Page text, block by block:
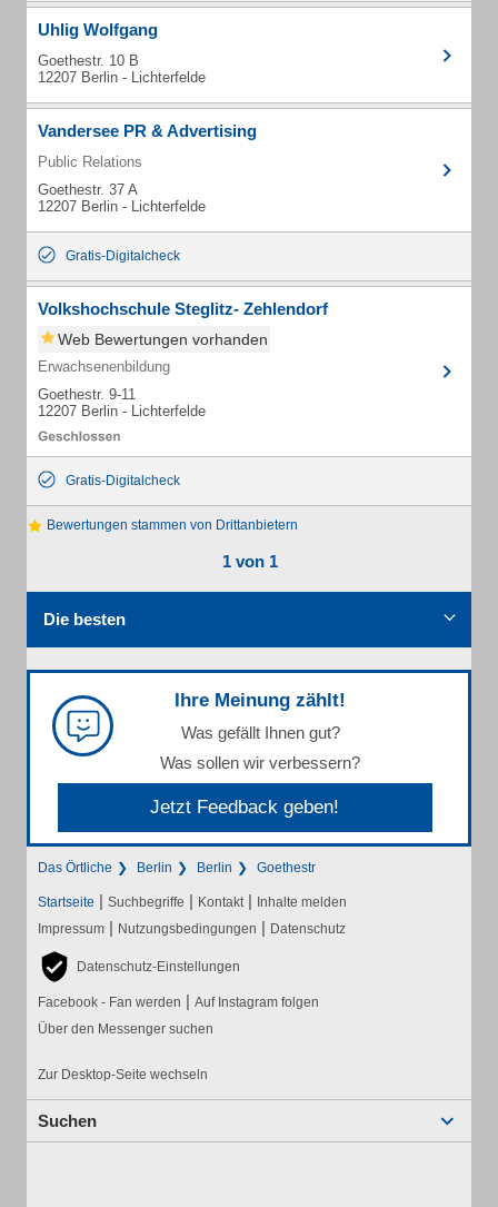
Uhlig Wolfgang
Goethestr. 10 B
12207 Berlin - Lichterfelde
Vandersee PR & Advertising
Public Relations
Goethestr. 37 A
12207 Berlin - Lichterfelde
Gratis-Digitalcheck
Volkshochschule Steglitz- Zehlendorf
Web Bewertungen vorhanden
Erwachsenenbildung
Goethestr. 9-11
12207 Berlin - Lichterfelde
Gratis-Digitalcheck
Bewertungen stammen von Drittanbietern
1 von 1
Die besten
Ihre Meinung zählt!
Was gefällt Ihnen gut?
Was sollen wir verbessern?
Jetzt Feedback geben!
Das Örtliche Berlin Berlin Goethestr
Startseite | Suchbegriffe | Kontakt | Inhalte melden
Impressum | Nutzungsbedingungen | Datenschutz
Datenschutz-Einstellungen
Facebook - Fan werden | Auf Instagram folgen
Über den Messenger suchen
Zur Desktop-Seite wechseln
Suchen